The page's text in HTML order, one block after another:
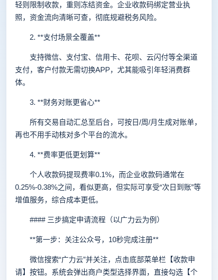
轻则限制收款，重则冻结资金。企业收款码绑定营业执
照，资金流向清晰可查，彻底规避税务风险。
2. **支付场景全覆盖**
支持微信、支付宝、信用卡、花呗、云闪付等全渠道
支付，客户付款无需切换APP，尤其能吸引年轻消费群
体。
3. **财务对账更省心**
所有交易自动汇总至后台，可按日/周/月生成对账单，
再也不用手动核对多个平台的流水。
4. **费率更低更划算**
个人收款码提现费率0.1%，而企业收款码通常在
0.25%-0.38%之间，看似更高，但实际可享受“次日到账”等
增值服务，综合成本更低。
#### 三步搞定申请流程（以广力云为例）
**第一步：关注公众号，10秒完成注册**
微信搜索“广力云”并关注，点击底部菜单栏【收款申
请】按钮。系统会弹出商户类型选择界面，直接勾选【个